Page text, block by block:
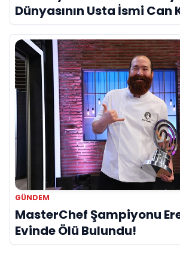
Dünyasının Usta İsmi Can
Hayatını Kaybetti
GÜNDEM
MasterChef Şampiyonu
Evinde Ölü Bulundu!